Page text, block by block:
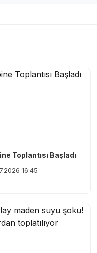
Toplantısı Başladı
16:45